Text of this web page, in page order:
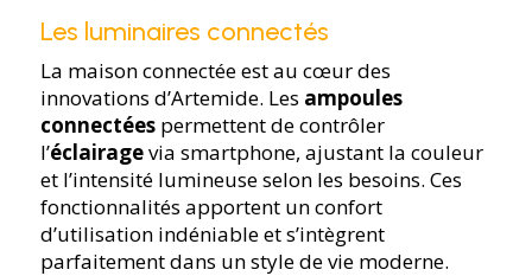
Les luminaires connectés
La maison connectée est au cœur des
innovations d’Artemide. Les ampoules
connectéespermettent de contrôler
l’éclairagevia smartphone, ajustant la couleur
et l’intensité lumineuse selon les besoins. Ces
fonctionnalités apportent un confort
d’utilisation indéniable et s’intègrent
parfaitement dans un style de vie moderne.